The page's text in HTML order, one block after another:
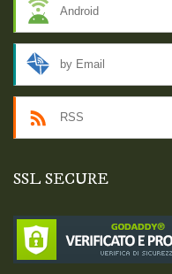
Android
by Email
RSS
SSL SECURE